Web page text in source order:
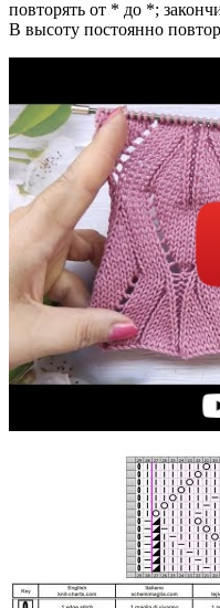
повторять от * до *;
В высоту постоянно